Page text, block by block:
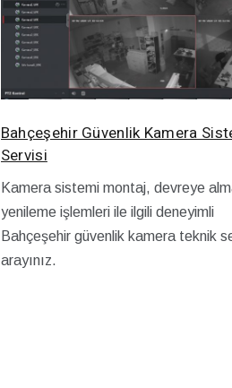
Bahçeşehir Güvenlik Kamera
Servisi
Kamera sistemi montaj, devreye
yenileme işlemleri ile ilgili deneyimli
Bahçeşehir güvenlik kamera teknik
arayınız.